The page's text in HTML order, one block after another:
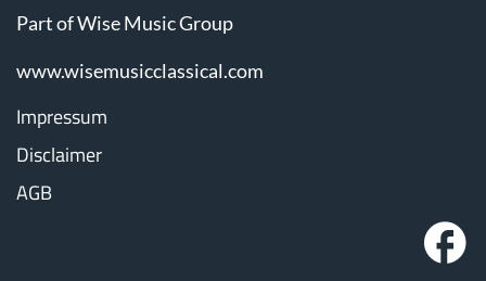
Part of Wise Music Group
www.wisemusicclassical.com
Impressum
Disclaimer
AGB